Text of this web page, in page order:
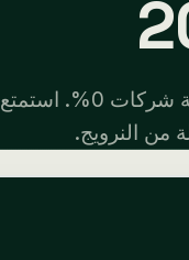
يمكن لرواد الأعمال النرويجيين تأسيس شركة في البحرين بضريبة شركات 0%. استمتع
من النرويج.